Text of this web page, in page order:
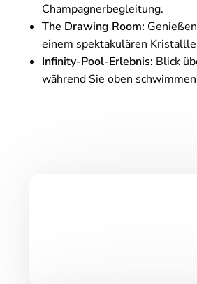
Champagnerbegleitung.
The Drawing Room:
einem spektakulären
Infinity-Pool-Erlebnis: Blick
während Sie oben